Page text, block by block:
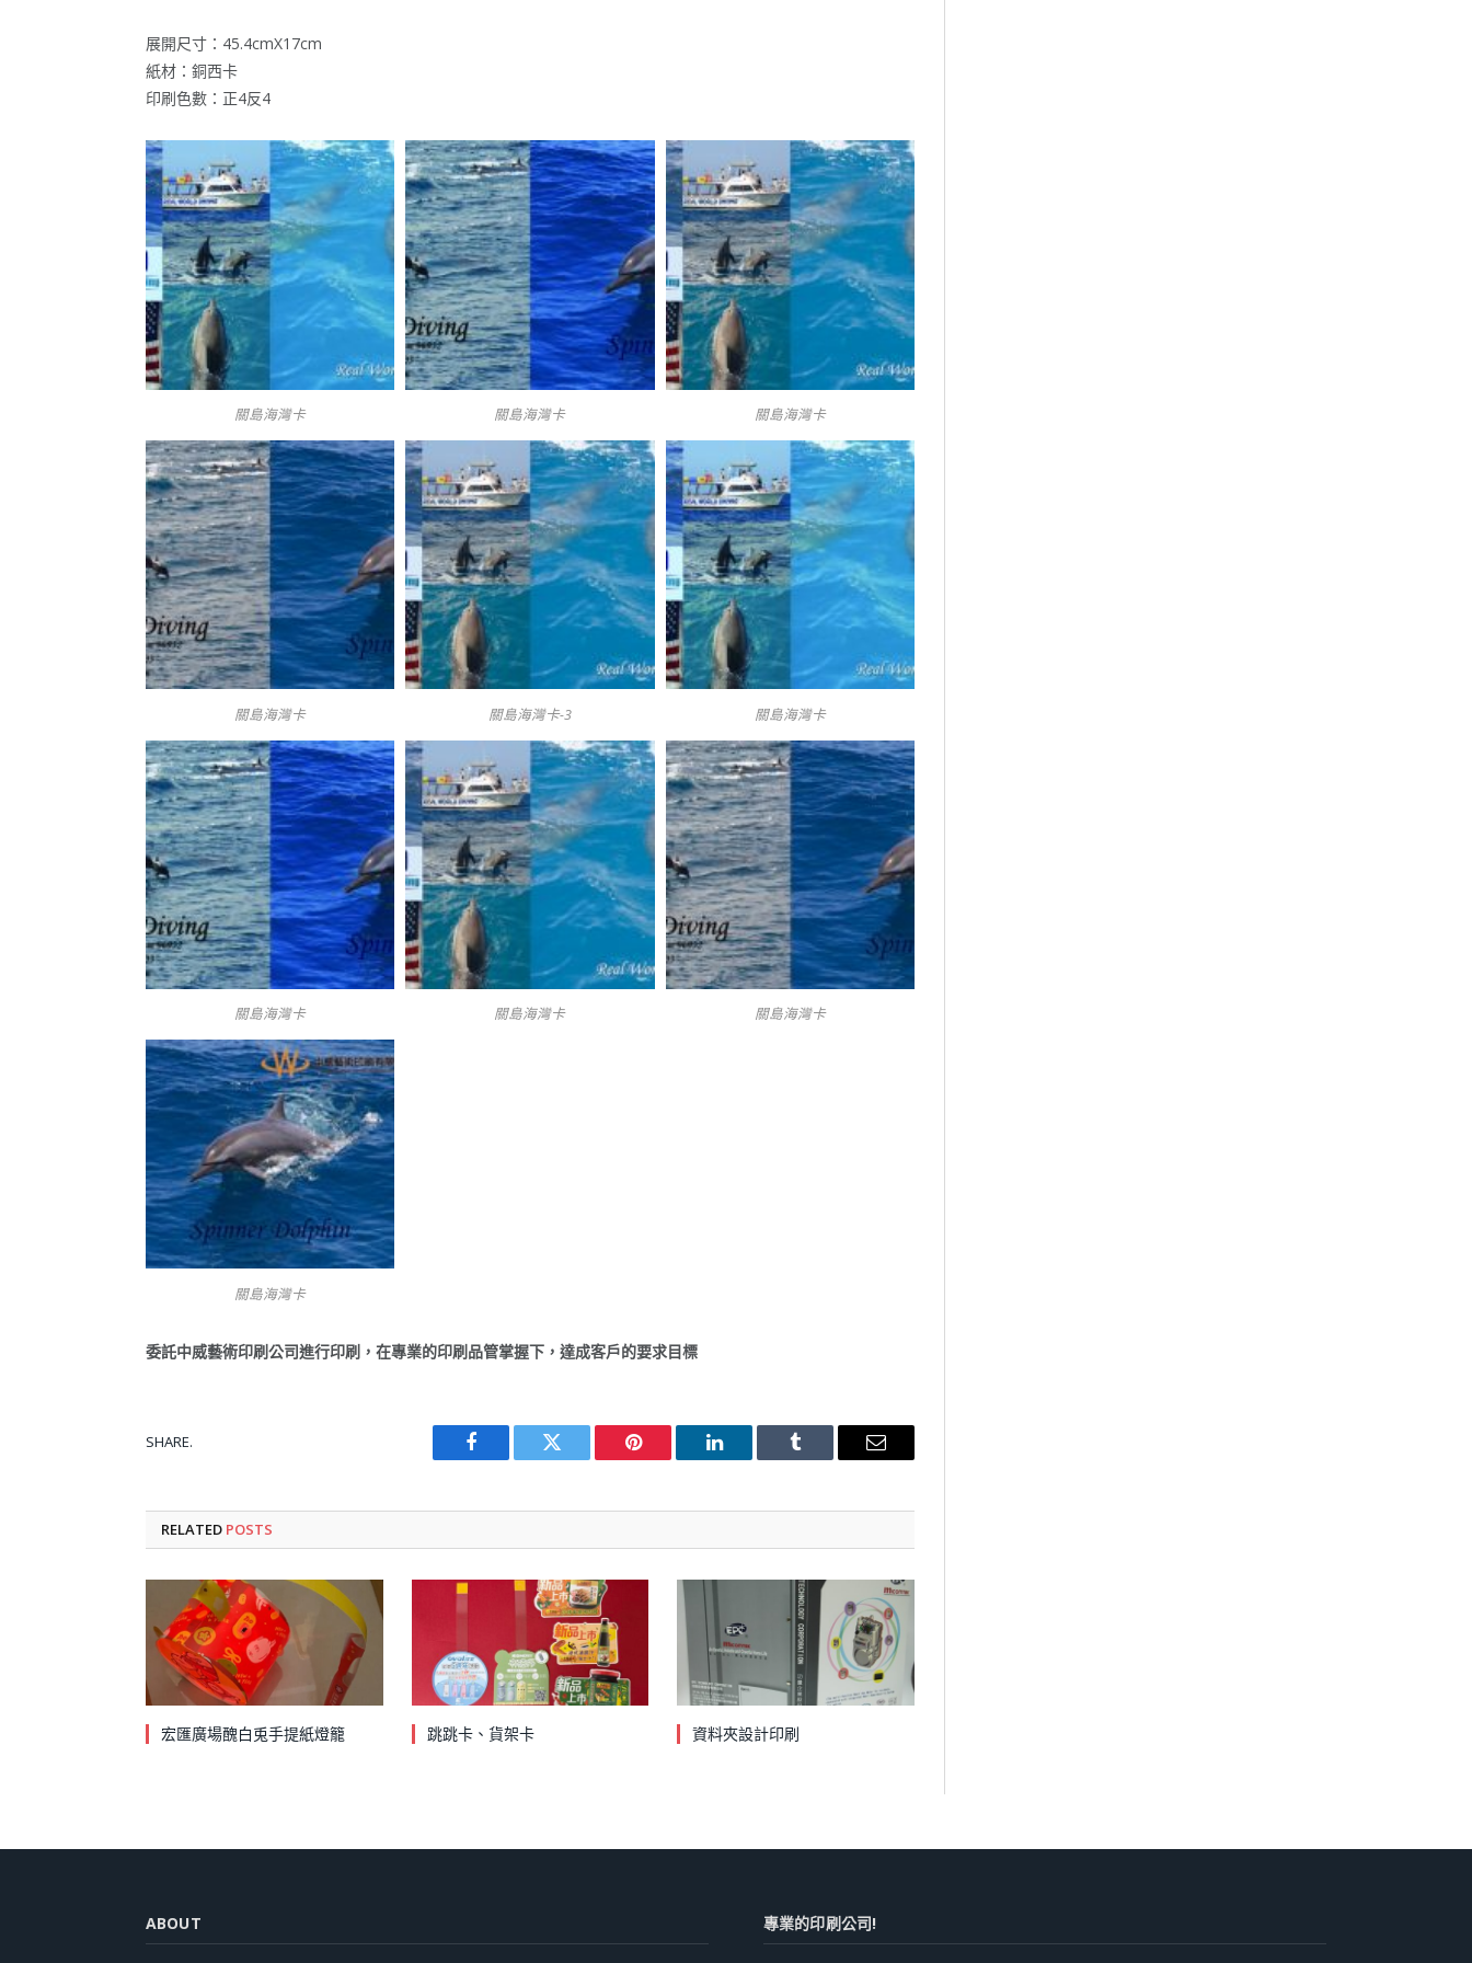
展開尺寸：45.4cmX17cm
紙材：銅西卡
印刷色數：正4反4
關島海灣卡 關島海灣卡 關島海灣卡
關島海灣卡 關島海灣卡-3 關島海灣卡
關島海灣卡 關島海灣卡 關島海灣卡
關島海灣卡
委託中威藝術印刷公司進行印刷，在專業的印刷品管掌握下，達成客戶的要求目標
SHARE.
Facebook Twitter Pinterest LinkedIn Tumblr Email
RELATED POSTS
宏匯廣場醜白兎手提紙燈籠 跳跳卡、貨架卡 資料夾設計印刷
ABOUT 專業的印刷公司!